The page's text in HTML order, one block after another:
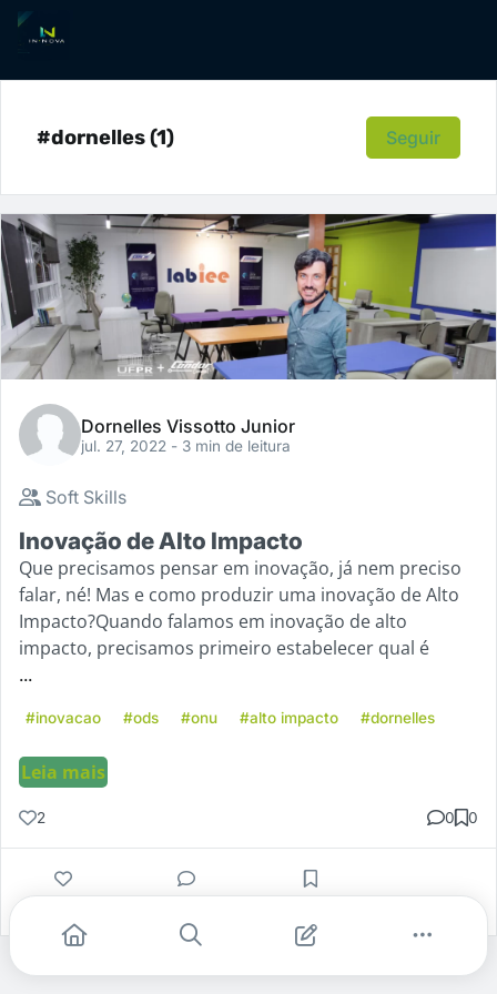
#dornelles (1) Seguir
Dornelles Vissotto Junior
jul. 27, 2022 - 3 min de leitura
Soft Skills
Inovação de Alto Impacto
Que precisamos pensar em inovação, já nem preciso
falar, né! Mas e como produzir uma inovação de Alto
Impacto?Quando falamos em inovação de alto
impacto, precisamos primeiro estabelecer qual é
...
#inovacao #ods #onu #alto impacto #dornelles
Leia mais
2 0 0
Gostei Comentar Salvar